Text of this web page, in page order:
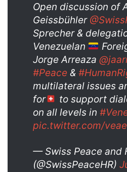
Open discussion of
Geissbühler
Sprecher &
Venezuelan
Jorge Arreaza
#Peace &
multilateral issues
for
to support
on all levels in
pic.twitter.com/
— Swiss Peace and
(@SwissPeaceHR)